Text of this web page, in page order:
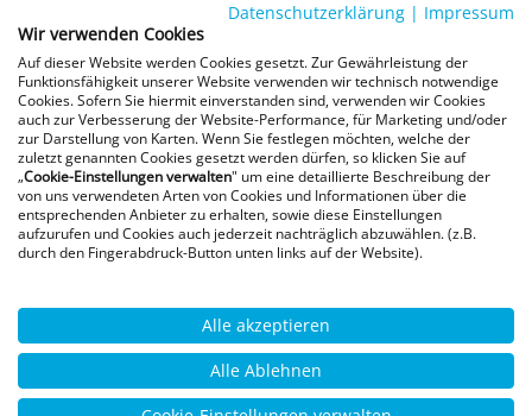
Datenschutz AGB Impressum
+300 Google-Rezensionen
★★★★★
4,9 von 5 Sternen
Datenschutzerklärung | Impressum
Wir verwenden Cookies
Auf dieser Website werden Cookies gesetzt. Zur Gewährleistung der
Funktionsfähigkeit unserer Website verwenden wir technisch notwendige
Cookies. Sofern Sie hiermit einverstanden sind, verwenden wir Cookies
auch zur Verbesserung der Website-Performance, für Marketing und/oder
zur Darstellung von Karten. Wenn Sie festlegen möchten, welche der
zuletzt genannten Cookies gesetzt werden dürfen, so klicken Sie auf
„Cookie-Einstellungen verwalten" um eine detaillierte Beschreibung der
von uns verwendeten Arten von Cookies und Informationen über die
entsprechenden Anbieter zu erhalten, sowie diese Einstellungen
aufzurufen und Cookies auch jederzeit nachträglich abzuwählen. (z.B.
durch den Fingerabdruck-Button unten links auf der Website).
Alle akzeptieren
Alle Ablehnen